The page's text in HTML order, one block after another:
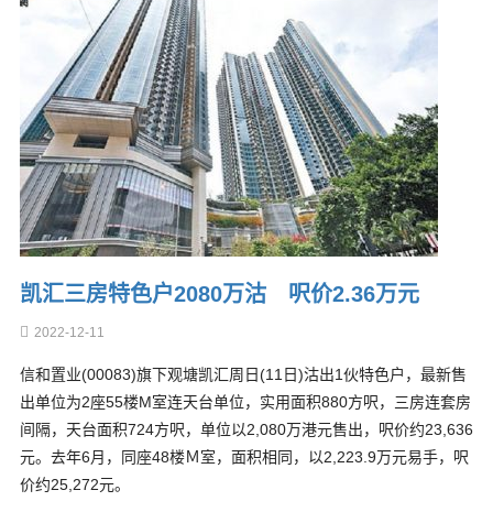
凯汇三房特色户2080万沽 呎价2.36万元
2022-12-11
信和置业(00083)旗下观塘凯汇周日(11日)沽出1伙特色户，最新售
出单位为2座55楼M室连天台单位，实用面积880方呎，三房连套房
间隔，天台面积724方呎，单位以2,080万港元售出，呎价约23,636
元。去年6月，同座48楼Ｍ室，面积相同，以2,223.9万元易手，呎
价约25,272元。